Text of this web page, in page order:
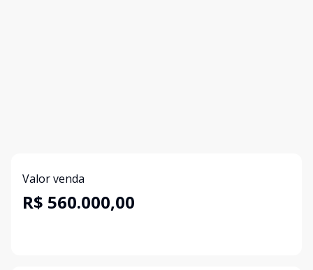
Valor venda
R$ 560.000,00